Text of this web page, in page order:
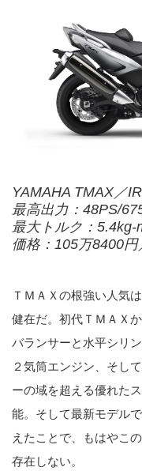
YAMAHA TMAX／
最高出力：48PS/
最大トルク：5.4kg-
価格：105万8400
ＴＭＡＸの根強い人気
健在だ。初代ＴＭＡＸ
バランサーと水平シリ
２気筒エンジン、そし
ーの域を超える優れた
能。そして最新モデル
えたことで、もはやこ
存在しない。